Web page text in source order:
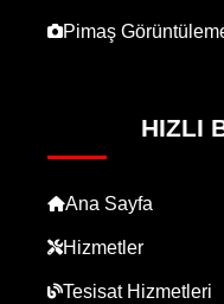
Pimaş
HIZLI
Ana Sayfa
Hizmetler
Tesisat Hizmetleri